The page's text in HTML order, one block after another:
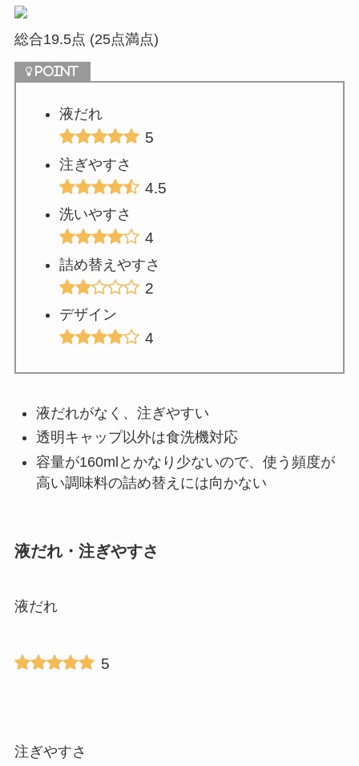
総合19.5点 (25点満点)
液だれ
5
注ぎやすさ
4.5
洗いやすさ
4
詰め替えやすさ
2
デザイン
4
液だれがなく、注ぎやすい
透明キャップ以外は食洗機対応
容量が160mlとかなり少ないので、使う頻度が
高い調味料の詰め替えには向かない
液だれ・注ぎやすさ
液だれ
5
注ぎやすさ